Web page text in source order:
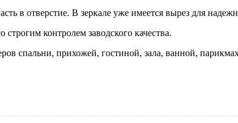
в отверстие. В зеркале уже имеется вырез для
строгим контролем заводского качества.
спальни, прихожей, гостиной, зала, ванной,